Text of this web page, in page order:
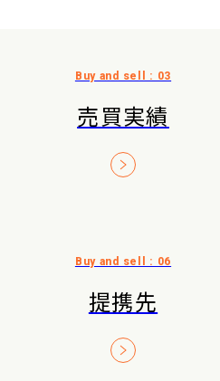
売買実績
提携先